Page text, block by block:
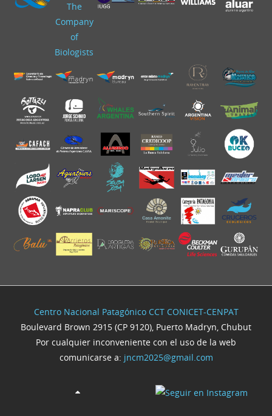
The
Company
of
Biologists
Centro Nacional Patagónico CCT CONICET-CENPAT
Boulevard Brown 2915 (CP 9120), Puerto Madryn, Chubut
Por cualquier inconveniente con el uso de la web
comunicarse a: jncm2025@gmail.com